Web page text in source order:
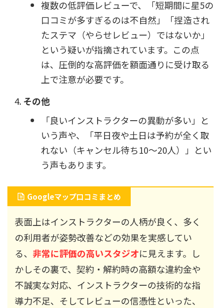
複数の低評価レビューで、「短期間に星5の
口コミが多すぎるのは不自然」「捏造され
たステマ（やらせレビュー）ではないか」
という疑いが指摘されています。この点
は、圧倒的な高評価を額面通りに受け取る
上で注意が必要です。
その他
「良いインストラクターの異動が多い」と
いう声や、「平日夜や土日は予約が全く取
れない（キャンセル待ち10〜20人）」とい
う声もあります。
Googleマップ口コミまとめ
表面上はインストラクターの人柄が良く、多く
の利用者が姿勢改善などの効果を実感してい
る、 非常に評価の高いスタジオに見えます。し
かしその裏で、契約・解約時の高額な違約金や
不誠実な対応、インストラクターの技術的な指
導力不足、そしてレビューの信憑性といった、